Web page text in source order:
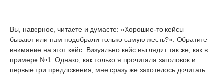
Вы, наверное, читаете и думаете: «Хорошие-то кейсы
бывают или нам подобрали только самую жесть?». Обратите
внимание на этот кейс. Визуально кейс выглядит так же, как в
примере №1. Однако, как только я прочитала заголовок и
первые три предложения, мне сразу же захотелось дочитать.